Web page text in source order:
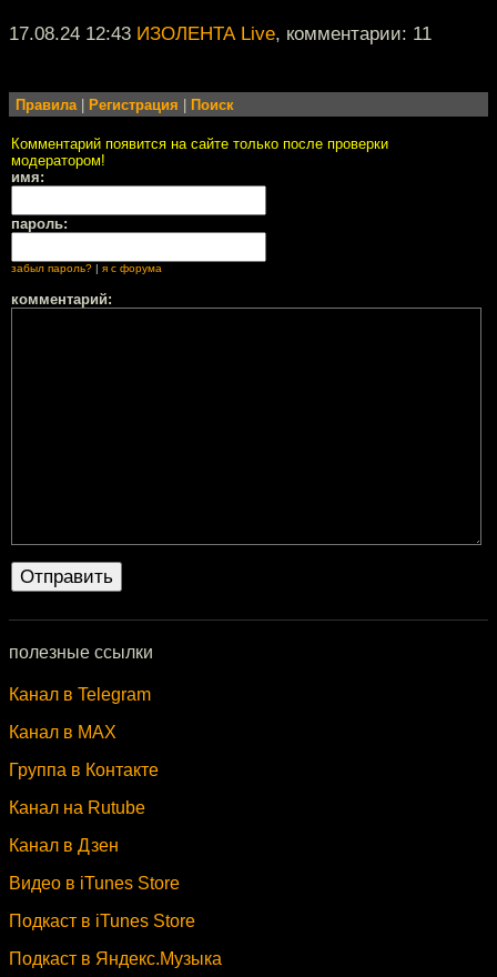
17.08.24 12:43 ИЗОЛЕНТА Live, комментарии: 11
Правила| Регистрация Поиск
Комментарий появится на сайте только после проверки
модератором!
имя:
пароль:
забыл пароль? я с форума
комментарий:
полезные ссылки
Канал в Telegram
Канал в MAX
Группа в Контакте
Канал на Rutube
Канал в Дзен
Видео в iTunes Store
Подкаст в iTunes Store
Подкаст в Яндекс.Музыка